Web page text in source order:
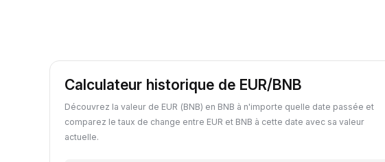
Calculateur historique de EUR/BNB
Découvrez la valeur de EUR (BNB) en BNB à n'importe quelle date passée et
comparez le taux de change entre EUR et BNB à cette date avec sa valeur
actuelle.